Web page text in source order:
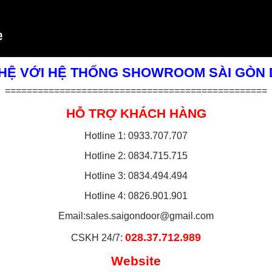
VỚI HỆ THỐNG SHOWROOM SÀI GÒN
================================================
HỖ TRỢ KHÁCH HÀNG
Hotline 1: 0933.707.707
Hotline 2: 0834.715.715
Hotline 3: 0834.494.494
Hotline 4: 0826.901.901
Email:sales.saigondoor@gmail.com
CSKH 24/7: 028.37.712.989
Website